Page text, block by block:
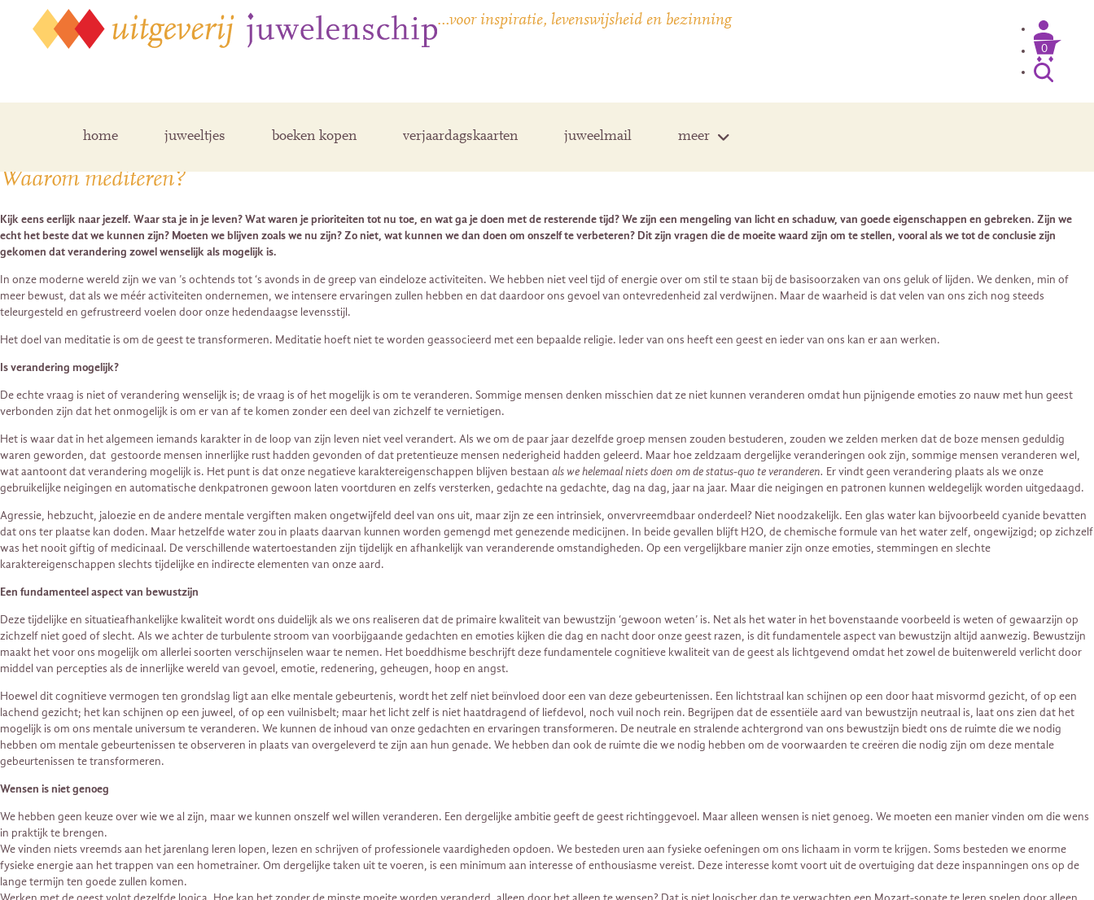
…voor inspiratie, levenswijsheid en bezinning
0
home juweeltjes boeken kopen verjaardagskaarten juweelmail meer
Posts Tagged ‘Jean-François Revel’
Waarom mediteren?
Kijk eens eerlijk naar jezelf. Waar sta je in je leven? Wat waren je prioriteiten tot nu toe, en wat ga je doen met de resterende tijd? We zijn een mengeling van licht en schaduw, van goede eigenschappen en gebreken. Zijn we
echt het beste dat we kunnen zijn? Moeten we blijven zoals we nu zijn? Zo niet, wat kunnen we dan doen om onszelf te verbeteren? Dit zijn vragen die de moeite waard zijn om te stellen, vooral als we tot de conclusie zijn
gekomen dat verandering zowel wenselijk als mogelijk is.
In onze moderne wereld zijn we van ’s ochtends tot ‘s avonds in de greep van eindeloze activiteiten. We hebben niet veel tijd of energie over om stil te staan bij de basisoorzaken van ons geluk of lijden. We denken, min of
meer bewust, dat als we méér activiteiten ondernemen, we intensere ervaringen zullen hebben en dat daardoor ons gevoel van ontevredenheid zal verdwijnen. Maar de waarheid is dat velen van ons zich nog steeds
teleurgesteld en gefrustreerd voelen door onze hedendaagse levensstijl.
Het doel van meditatie is om de geest te transformeren. Meditatie hoeft niet te worden geassocieerd met een bepaalde religie. Ieder van ons heeft een geest en ieder van ons kan er aan werken.
Is verandering mogelijk?
De echte vraag is niet of verandering wenselijk is; de vraag is of het mogelijk is om te veranderen. Sommige mensen denken misschien dat ze niet kunnen veranderen omdat hun pijnigende emoties zo nauw met hun geest
verbonden zijn dat het onmogelijk is om er van af te komen zonder een deel van zichzelf te vernietigen.
Het is waar dat in het algemeen iemands karakter in de loop van zijn leven niet veel verandert. Als we om de paar jaar dezelfde groep mensen zouden bestuderen, zouden we zelden merken dat de boze mensen geduldig
waren geworden, dat gestoorde mensen innerlijke rust hadden gevonden of dat pretentieuze mensen nederigheid hadden geleerd. Maar hoe zeldzaam dergelijke veranderingen ook zijn, sommige mensen veranderen wel,
wat aantoont dat verandering mogelijk is. Het punt is dat onze negatieve karaktereigenschappen blijven bestaan als we helemaal niets doen om de status-quo te veranderen. Er vindt geen verandering plaats als we onze
gebruikelijke neigingen en automatische denkpatronen gewoon laten voortduren en zelfs versterken, gedachte na gedachte, dag na dag, jaar na jaar. Maar die neigingen en patronen kunnen weldegelijk worden uitgedaagd.
Agressie, hebzucht, jaloezie en de andere mentale vergiften maken ongetwijfeld deel van ons uit, maar zijn ze een intrinsiek, onvervreemdbaar onderdeel? Niet noodzakelijk. Een glas water kan bijvoorbeeld cyanide bevatten
dat ons ter plaatse kan doden. Maar hetzelfde water zou in plaats daarvan kunnen worden gemengd met genezende medicijnen. In beide gevallen blijft H2O, de chemische formule van het water zelf, ongewijzigd; op zichzelf
was het nooit giftig of medicinaal. De verschillende watertoestanden zijn tijdelijk en afhankelijk van veranderende omstandigheden. Op een vergelijkbare manier zijn onze emoties, stemmingen en slechte
karaktereigenschappen slechts tijdelijke en indirecte elementen van onze aard.
Een fundamenteel aspect van bewustzijn
Deze tijdelijke en situatieafhankelijke kwaliteit wordt ons duidelijk als we ons realiseren dat de primaire kwaliteit van bewustzijn ‘gewoon weten’ is. Net als het water in het bovenstaande voorbeeld is weten of gewaarzijn op
zichzelf niet goed of slecht. Als we achter de turbulente stroom van voorbijgaande gedachten en emoties kijken die dag en nacht door onze geest razen, is dit fundamentele aspect van bewustzijn altijd aanwezig. Bewustzijn
maakt het voor ons mogelijk om allerlei soorten verschijnselen waar te nemen. Het boeddhisme beschrijft deze fundamentele cognitieve kwaliteit van de geest als lichtgevend omdat het zowel de buitenwereld verlicht door
middel van percepties als de innerlijke wereld van gevoel, emotie, redenering, geheugen, hoop en angst.
Hoewel dit cognitieve vermogen ten grondslag ligt aan elke mentale gebeurtenis, wordt het zelf niet beïnvloed door een van deze gebeurtenissen. Een lichtstraal kan schijnen op een door haat misvormd gezicht, of op een
lachend gezicht; het kan schijnen op een juweel, of op een vuilnisbelt; maar het licht zelf is niet haatdragend of liefdevol, noch vuil noch rein. Begrijpen dat de essentiële aard van bewustzijn neutraal is, laat ons zien dat het
mogelijk is om ons mentale universum te veranderen. We kunnen de inhoud van onze gedachten en ervaringen transformeren. De neutrale en stralende achtergrond van ons bewustzijn biedt ons de ruimte die we nodig
hebben om mentale gebeurtenissen te observeren in plaats van overgeleverd te zijn aan hun genade. We hebben dan ook de ruimte die we nodig hebben om de voorwaarden te creëren die nodig zijn om deze mentale
gebeurtenissen te transformeren.
Wensen is niet genoeg
We hebben geen keuze over wie we al zijn, maar we kunnen onszelf wel willen veranderen. Een dergelijke ambitie geeft de geest richtinggevoel. Maar alleen wensen is niet genoeg. We moeten een manier vinden om die wens
in praktijk te brengen.
We vinden niets vreemds aan het jarenlang leren lopen, lezen en schrijven of professionele vaardigheden opdoen. We besteden uren aan fysieke oefeningen om ons lichaam in vorm te krijgen. Soms besteden we enorme
fysieke energie aan het trappen van een hometrainer. Om dergelijke taken uit te voeren, is een minimum aan interesse of enthousiasme vereist. Deze interesse komt voort uit de overtuiging dat deze inspanningen ons op de
lange termijn ten goede zullen komen.